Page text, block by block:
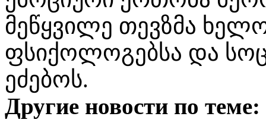
მეწყვილე თევზმა
ფსიქოლოგებსა და
ეძებოს.
Другие новости по теме: